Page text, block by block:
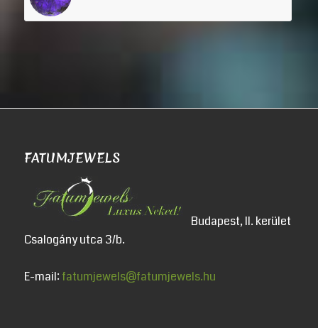
FATUMJEWELS
Budapest, II. kerület
Csalogány utca 3/b.
E-mail: fatumjewels@fatumjewels.hu